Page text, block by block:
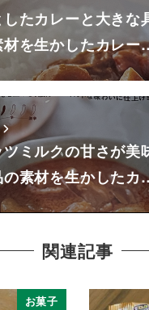
たカレーと大きな
材を生かしたカレ
ミルクの甘さが美
の素材を生かした
関連記事
お菓子